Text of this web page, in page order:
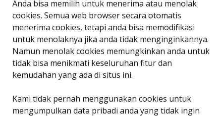
Anda bisa memilih untuk menerima atau menolak
cookies. Semua web browser secara otomatis
menerima cookies, tetapi anda bisa memodifikasi
untuk menolaknya jika anda tidak menginginkannya.
Namun menolak cookies memungkinkan anda untuk
tidak bisa menikmati keseluruhan fitur dan
kemudahan yang ada di situs ini.
Kami tidak pernah menggunakan cookies untuk
mengumpulkan data pribadi anda yang tidak ingin